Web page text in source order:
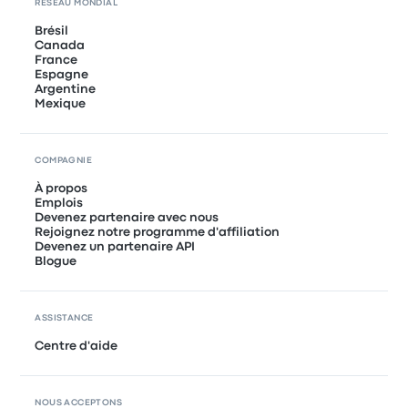
RÉSEAU MONDIAL
Brésil
Canada
France
Espagne
Argentine
Mexique
COMPAGNIE
À propos
Emplois
Devenez partenaire avec nous
Rejoignez notre programme d'affiliation
Devenez un partenaire API
Blogue
ASSISTANCE
Centre d'aide
NOUS ACCEPTONS